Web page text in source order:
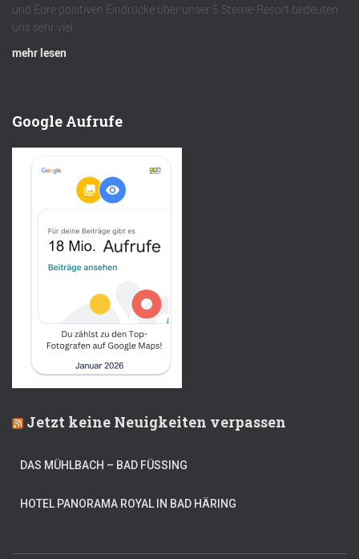
und Eure positiven Eindrücke über unser 5 Sterne-Resort bedeuten
uns sehr viel.
mehr lesen
Google Aufrufe
Jetzt keine Neuigkeiten verpassen
DAS MÜHLBACH – BAD FÜSSING
HOTEL PANORAMA ROYAL IN BAD HÄRING